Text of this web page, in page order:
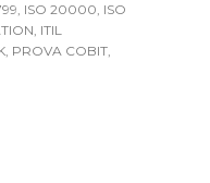
, ISO 20000, ISO
, ITIL
, PROVA COBIT,